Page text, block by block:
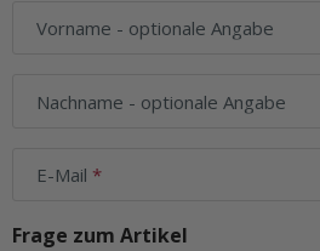
Vorname - optionale Angabe
Nachname - optionale Angabe
E-Mail
Frage zum Artikel